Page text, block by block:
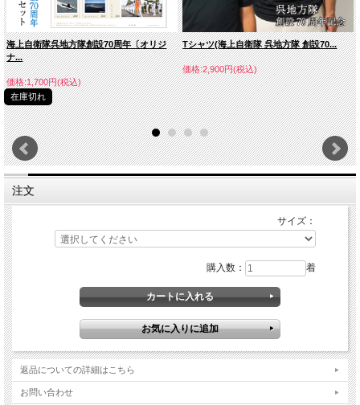
海上自衛隊呉地方隊創設70周年〔オリジ
ナ...
価格:1,700円(税込)
在庫切れ
Tシャツ(海上自衛隊 呉地方隊 創設70...
価格:2,900円(税込)
注文
サイズ：
購入数： 着
返品についての詳細はこちら
お問い合わせ